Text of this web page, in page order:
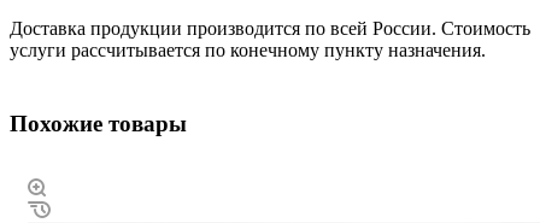
Доставка продукции производится по всей России. Стоимость
услуги рассчитывается по конечному пункту назначения.
Похожие товары